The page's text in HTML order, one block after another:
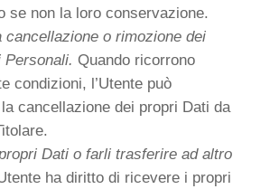
se non la loro conservazione.
cancellazione o rimozione dei
Personali. Quando ricorrono
condizioni, l’Utente può
cancellazione dei propri Dati da
Dati o farli trasferire ad altro
ha diritto di ricevere i propri